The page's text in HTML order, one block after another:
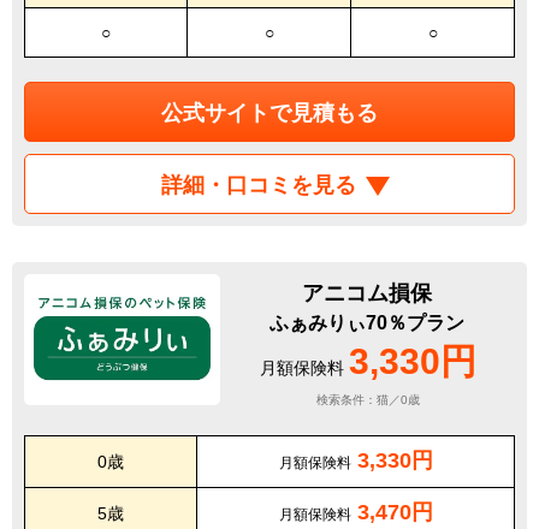
○ ○ ○
公式サイトで見積もる
詳細・口コミを見る
アニコム損保
ふぁみりぃ70％プラン
月額保険料 3,330円
検索条件：猫／0歳
0歳 月額保険料 3,330円
5歳 月額保険料 3,470円